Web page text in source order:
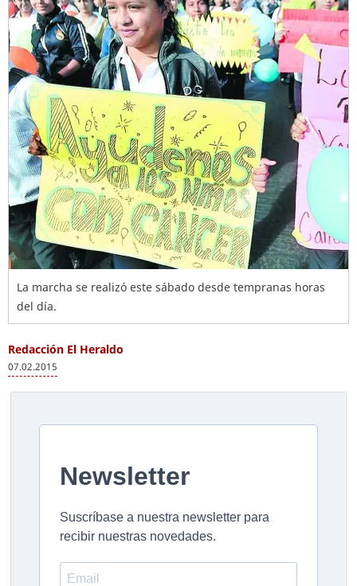
La marcha se realizó este sábado desde tempranas horas
del día.
Redacción El Heraldo
07.02.2015